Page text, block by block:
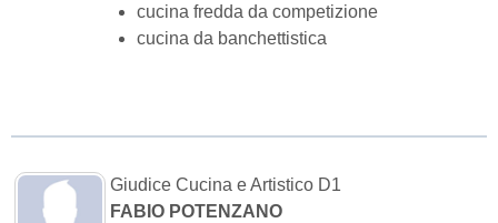
cucina fredda da competizione
cucina da banchettistica
Giudice Cucina e Artistico D1
FABIO POTENZANO